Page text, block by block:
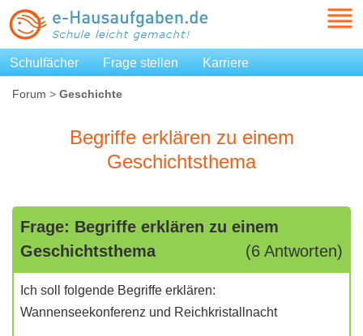
Schulfächer Frage stellen Karriere
Forum > Geschichte
Begriffe erklären zu einem
Geschichtsthema
Frage: Begriffe erklären zu einem
Geschichtsthema
(6 Antworten)
Ich soll folgende Begriffe erklären:
Wannenseekonferenz und Reichkristallnacht